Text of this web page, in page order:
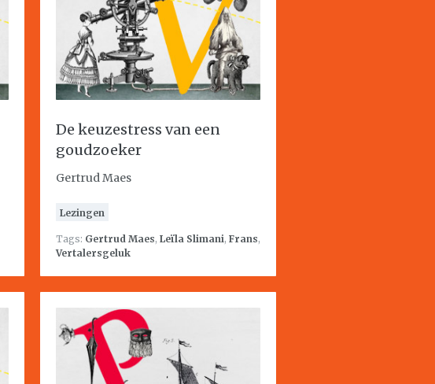
De keuzestress van een
goudzoeker
Gertrud Maes
Lezingen
Tags: Gertrud Maes, Leïla Slimani, Frans,
Vertalersgeluk